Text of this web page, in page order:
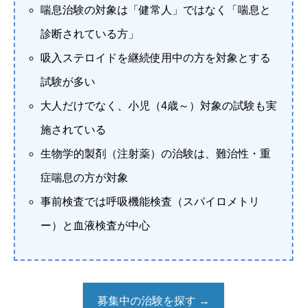
喘息治験の対象は「健常人」ではなく「喘息と
診断されている方」
吸入ステロイドを継続使用中の方を対象とする
試験が多い
大人だけでなく、小児（4歳～）対象の試験も実
施されている
生物学的製剤（注射薬）の治験は、難治性・重
症喘息の方が対象
事前検査では呼吸機能検査（スパイロメトリ
ー）と血液検査が中心
募集中の治験を探す →